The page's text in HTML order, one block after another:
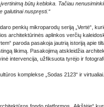
būtų kebloka. Tačiau
galutinai nuspręsti.“
penkių mikroparodų seriją „Vertė“,
architektūrinės aplinkos verčių
paroda pasakoja jautrią istoriją apie
likimą. Pasakojimą atskleidžia
intervencija, užfiksuota tyrėjo ir
komplekse „Sodas 2123“ ir virtualiai.